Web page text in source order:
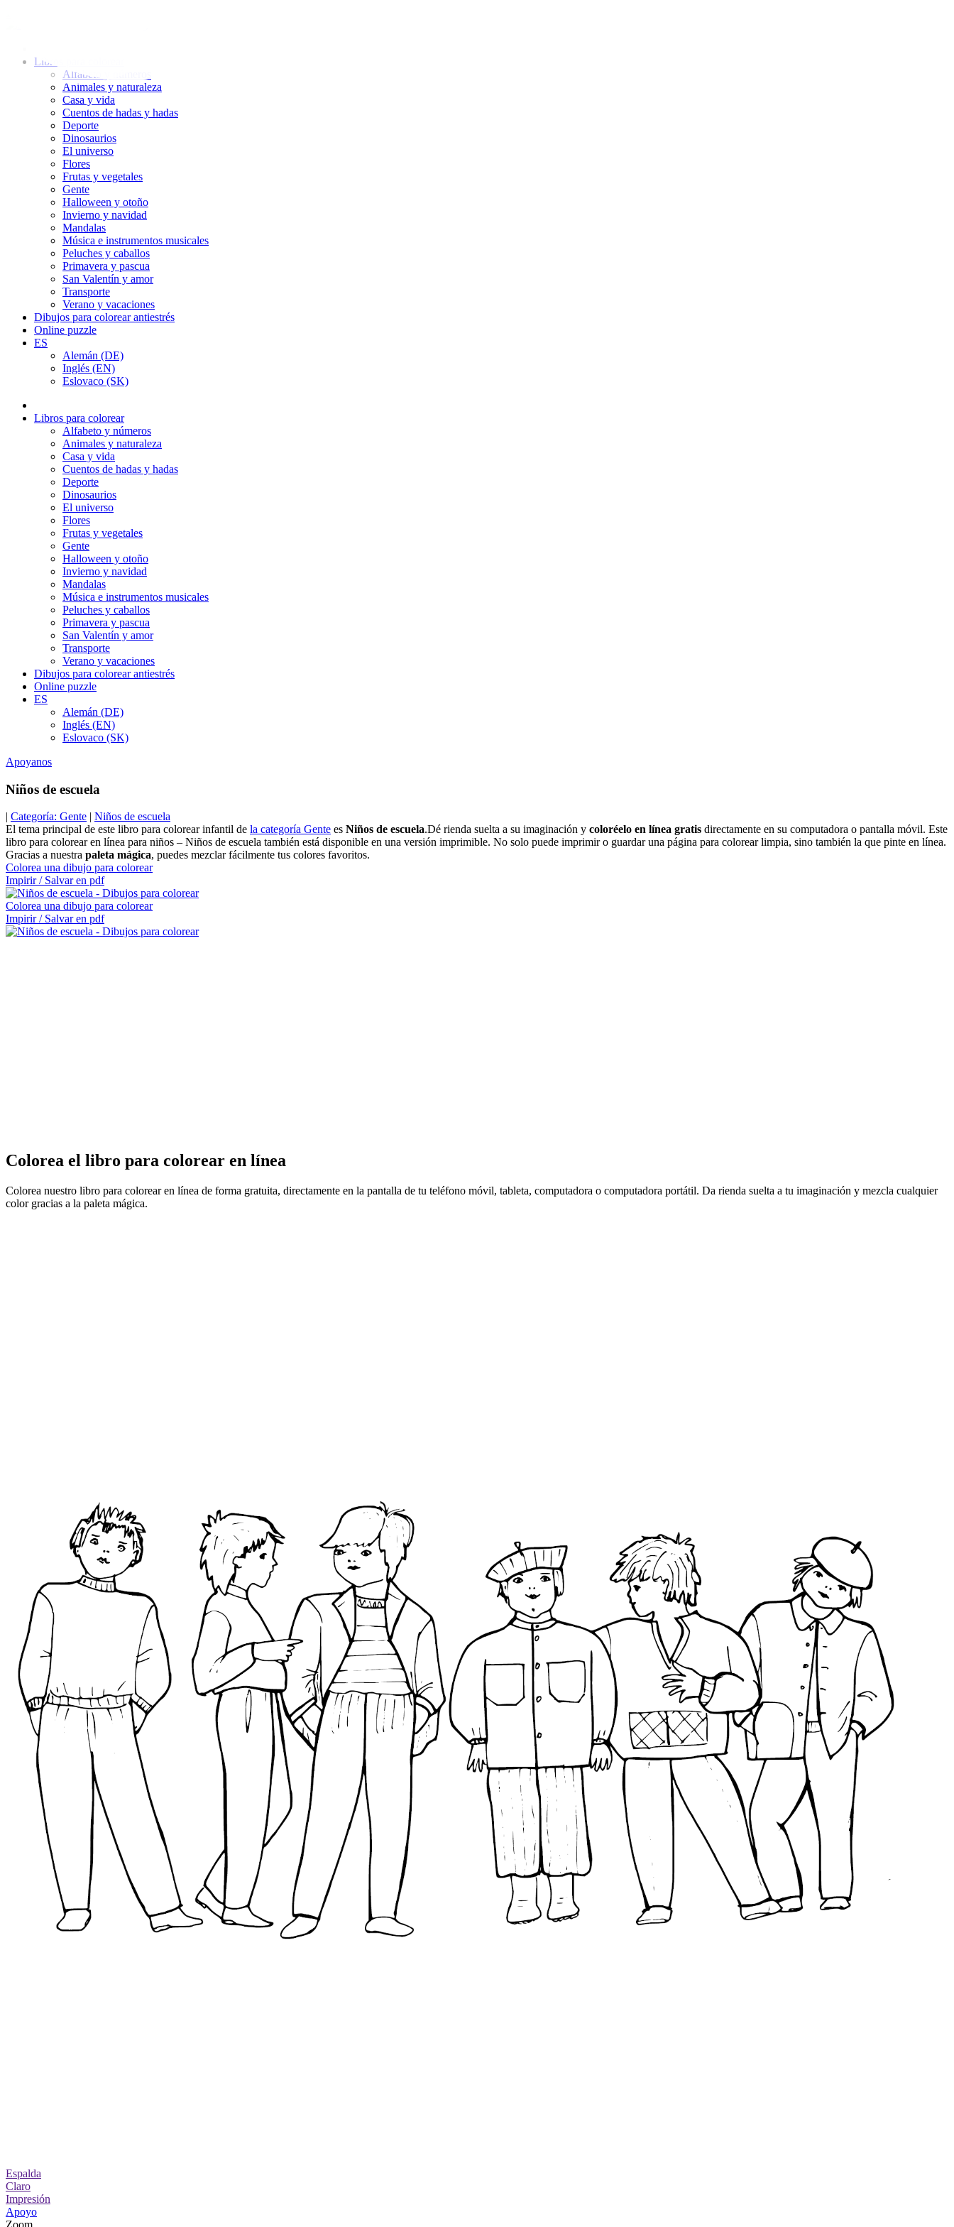
Libros para colorear
Alfabeto y números
Animales y naturaleza
Casa y vida
Cuentos de hadas y hadas
Deporte
Dinosaurios
El universo
Flores
Frutas y vegetales
Gente
Halloween y otoño
Invierno y navidad
Mandalas
Música e instrumentos musicales
Peluches y caballos
Primavera y pascua
San Valentín y amor
Transporte
Verano y vacaciones
Dibujos para colorear antiestrés
Online puzzle
ES
Alemán (DE)
Inglés (EN)
Eslovaco (SK)
Libros para colorear
Alfabeto y números
Animales y naturaleza
Casa y vida
Cuentos de hadas y hadas
Deporte
Dinosaurios
El universo
Flores
Frutas y vegetales
Gente
Halloween y otoño
Invierno y navidad
Mandalas
Música e instrumentos musicales
Peluches y caballos
Primavera y pascua
San Valentín y amor
Transporte
Verano y vacaciones
Dibujos para colorear antiestrés
Online puzzle
ES
Alemán (DE)
Inglés (EN)
Eslovaco (SK)
Apoyanos
Niños de escuela
| Categoría: Gente | Niños de escuela
El tema principal de este libro para colorear infantil de la categoría Gente es Niños de escuela.Dé rienda suelta a su imaginación y coloréelo en línea gratis directamente en su computadora o pantalla móvil. Este
libro para colorear en línea para niños – Niños de escuela también está disponible en una versión imprimible. No solo puede imprimir o guardar una página para colorear limpia, sino también la que pinte en línea.
Gracias a nuestra paleta mágica, puedes mezclar fácilmente tus colores favoritos.
Colorea una dibujo para colorear
Impirir / Salvar en pdf
Colorea una dibujo para colorear
Impirir / Salvar en pdf
Colorea el libro para colorear en línea
Colorea nuestro libro para colorear en línea de forma gratuita, directamente en la pantalla de tu teléfono móvil, tableta, computadora o computadora portátil. Da rienda suelta a tu imaginación y mezcla cualquier
color gracias a la paleta mágica.
Espalda
Claro
Impresión
Apoyo